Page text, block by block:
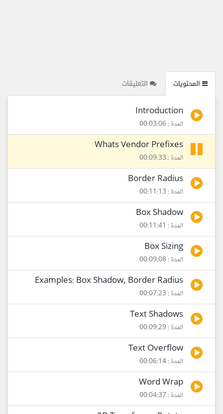
المحتويات التعليقات
Introduction
المدة : 00:03:06
Whats Vendor Prefixes
المدة : 00:09:33
Border Radius
المدة : 00:11:13
Box Shadow
المدة : 00:11:41
Box Sizing
المدة : 00:09:08
Examples: Box Shadow, Border Radius
المدة : 00:07:23
Text Shadows
المدة : 00:09:29
Text Overflow
المدة : 00:06:14
Word Wrap
المدة : 00:04:37